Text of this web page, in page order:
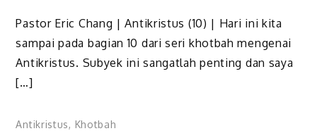
Pastor Eric Chang | Antikristus (10) | Hari ini kita
sampai pada bagian 10 dari seri khotbah mengenai
Antikristus. Subyek ini sangatlah penting dan saya
[…]
Antikristus, Khotbah